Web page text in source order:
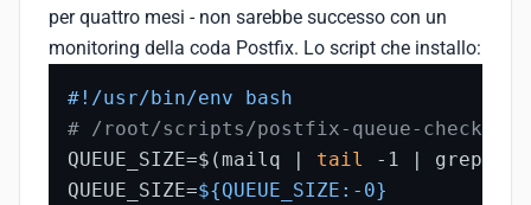
per quattro mesi - non sarebbe successo con un
monitoring della coda Postfix. Lo script che installo:
#!/usr/bin/env bash
# /root/scripts/postfix-queue-check.sh
QUEUE_SIZE=$(mailq | tail
-1 | grep -
QUEUE_SIZE=${QUEUE_SIZE:-0}